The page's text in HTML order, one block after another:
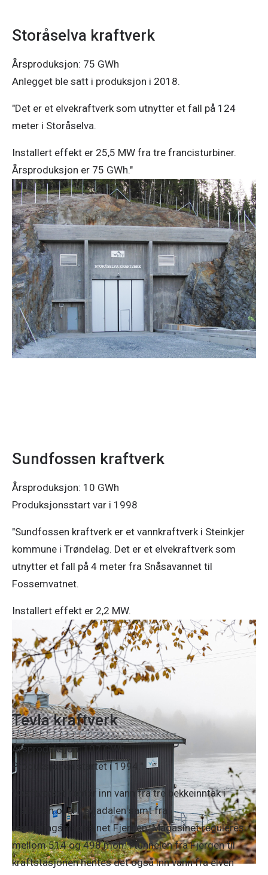
Storåselva kraftverk
Årsproduksjon: 75 GWh
Anlegget ble satt i produksjon i 2018.
"Det er et elvekraftverk som utnytter et fall på 124
meter i Storåselva.
Installert effekt er 25,5 MW fra tre francisturbiner.
Årsproduksjon er 75 GWh."
Sundfossen kraftverk
Årsproduksjon: 10 GWh
Produksjonsstart var i 1998
"Sundfossen kraftverk er et vannkraftverk i Steinkjer
kommune i Trøndelag. Det er et elvekraftverk som
utnytter et fall på 4 meter fra Snåsavannet til
Fossemvatnet.
Installert effekt er 2,2 MW.
Tevla kraftverk
Årsproduksjon: 107 GWh
Produksjonen startet i 1994."
"Kraftverket henter inn vann fra tre bekkeinntak i
fjellsiden over Tevladalen samt fra
reguleringsmagasinet Fjergen. Magasinet reguleres
mellom 514 og 498 moh. I tunnelen fra Fjergen til
kraftstasjonen hentes det også inn vann fra elven